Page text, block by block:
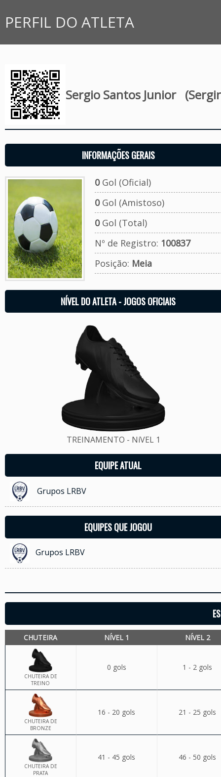
PERFIL DO ATLETA
Sergio Santos Junior
INFORMAÇÕES GERAIS
0Gol (Oficial)
0Gol (Amistoso)
0Gol (Total)
Nº de Registro: 100837
Posição: Meia
NÍVEL DO ATLETA - JOGOS OFICIAIS
TREINAMENTO - NíVEL 1
EQUIPE ATUAL
Grupos LRBV
EQUIPES QUE JOGOU
Grupos LRBV
CHUTEIRA NÍVEL 1 NÍVEL 2
CHUTEIRA DE
TREINO
0 gols 1 - 2 gols
CHUTEIRA DE
BRONZE
16 - 20 gols 21 - 25 gols
CHUTEIRA DE
PRATA
41 - 45 gols 46 - 50 gols